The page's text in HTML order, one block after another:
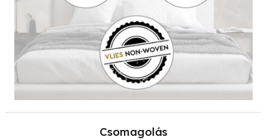
Csomagolás